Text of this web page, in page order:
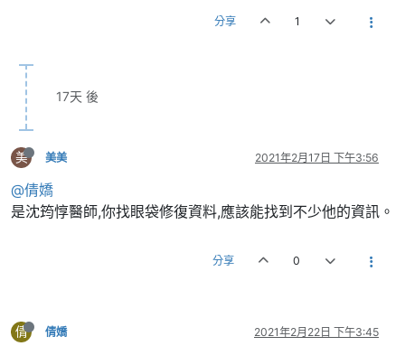
分享 1
17天 後
美 美美 2021年2月17日 下午3:56
@倩嬌
是沈筠惇醫師,你找眼袋修復資料,應該能找到不少他的資訊。
分享 0
倩 倩嬌 2021年2月22日 下午3:45